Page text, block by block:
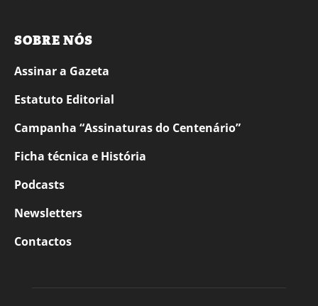
SOBRE NÓS
Assinar a Gazeta
Estatuto Editorial
Campanha “Assinaturas do Centenário”
Ficha técnica e História
Podcasts
Newsletters
Contactos